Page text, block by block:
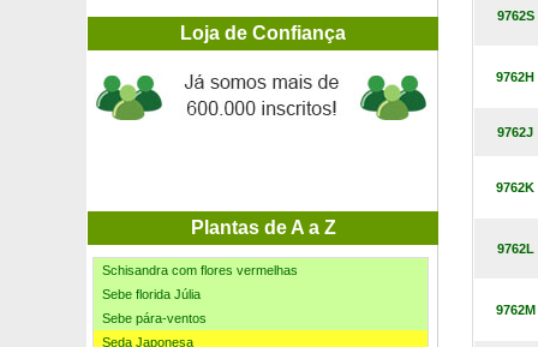
Loja de Confiança
Plantas de A a Z
Salva Violette de Loire ® 'barsal'
Sálvia Ananás
Sálvia oficinal
Samambaia
Sarcococca hookeriana
Schefflera Dalton
Schisandra com flores vermelhas
Sebe florida Júlia
Sebe pára-ventos
Seda Japonesa
9762S
9762H
9762J
9762K
9762L
9762M